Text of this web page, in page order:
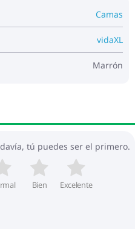
Camas
vidaXL
Marrón
tú puedes ser el primero.
Bien Excelente